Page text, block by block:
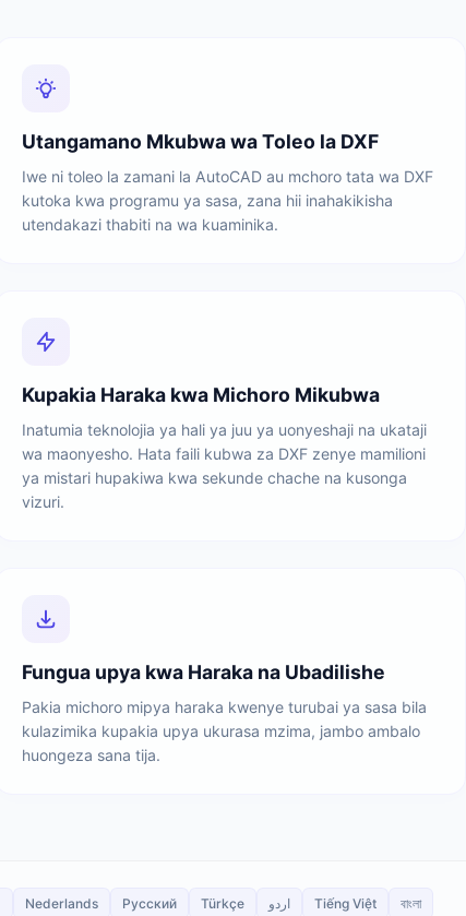
Utangamano Mkubwa wa Toleo la DXF
Iwe ni toleo la zamani la AutoCAD au mchoro tata wa DXF
kutoka kwa programu ya sasa, zana hii inahakikisha
utendakazi thabiti na wa kuaminika.
Kupakia Haraka kwa Michoro Mikubwa
Inatumia teknolojia ya hali ya juu ya uonyeshaji na ukataji
wa maonyesho. Hata faili kubwa za DXF zenye mamilioni
ya mistari hupakiwa kwa sekunde chache na kusonga
vizuri.
Fungua upya kwa Haraka na Ubadilishe
Pakia michoro mipya haraka kwenye turubai ya sasa bila
kulazimika kupakia upya ukurasa mzima, jambo ambalo
huongeza sana tija.
Nederlands Русский Türkçe اردو Tiếng Việt বাংলা